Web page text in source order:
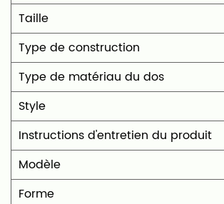
Taille
Type de construction
Type de matériau du dos
Style
Instructions d'entretien du produit
Modèle
Forme